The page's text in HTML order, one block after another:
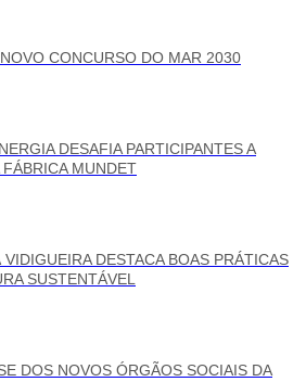
CONCURSO DO MAR 2030
DESAFIA PARTICIPANTES A
FÁBRICA MUNDET
VIDIGUEIRA DESTACA BOAS PRÁTICAS
SUSTENTÁVEL
DOS NOVOS ÓRGÃOS SOCIAIS DA